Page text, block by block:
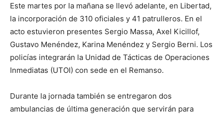
Este martes por la mañana se llevó adelante, en Libertad,
la incorporación de 310 oficiales y 41 patrulleros. En el
acto estuvieron presentes Sergio Massa, Axel Kicillof,
Gustavo Menéndez, Karina Menéndez y Sergio Berni. Los
policías integrarán la Unidad de Tácticas de Operaciones
Inmediatas (UTOI) con sede en el Remanso.
Durante la jornada también se entregaron dos
ambulancias de última generación que servirán para